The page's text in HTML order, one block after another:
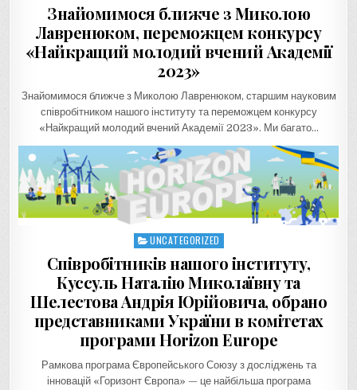
Знайомимося ближче з Миколою
Лавренюком, переможцем конкурсу
«Найкращий молодий вчений Академії
2023»
Знайомимося ближче з Миколою Лавренюком, старшим науковим
співробітником нашого інституту та переможцем конкурсу
«Найкращий молодий вчений Академії 2023». Ми багато…
Posted
UNCATEGORIZED
Співробітників нашого інституту,
Куссуль Наталію Миколаївну та
Шелестова Андрія Юрійовича, обрано
представниками України в комітетах
програми Horizon Europe
Рамкова програма Європейського Союзу з досліджень та
інновацій «Горизонт Європа» — це найбільша програма